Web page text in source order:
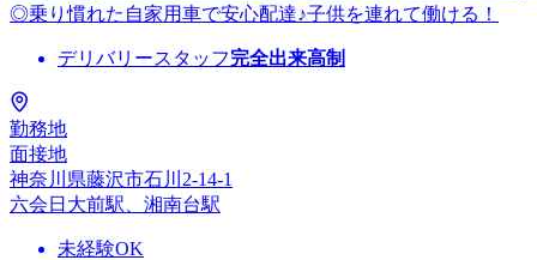
◎乗り慣れた自家用車で安心配達♪子供を連れて働ける！
デリバリースタッフ完全出来高制
勤務地
面接地
神奈川県藤沢市石川2-14-1
六会日大前駅、湘南台駅
未経験OK